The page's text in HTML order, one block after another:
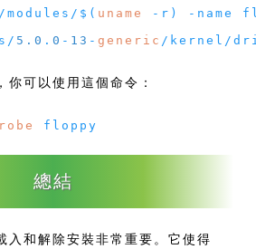
/ modules / $ ( uname - r ) - name
/ 5.0 . 0 - 13 - generic / kernel /
你可以使用這個命令：
floppy
總結
入和解除安裝非常重要。它使得